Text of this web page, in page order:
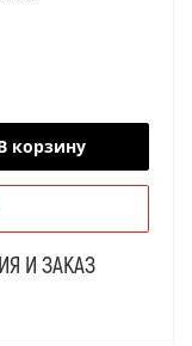
корзину
И ЗАКАЗ